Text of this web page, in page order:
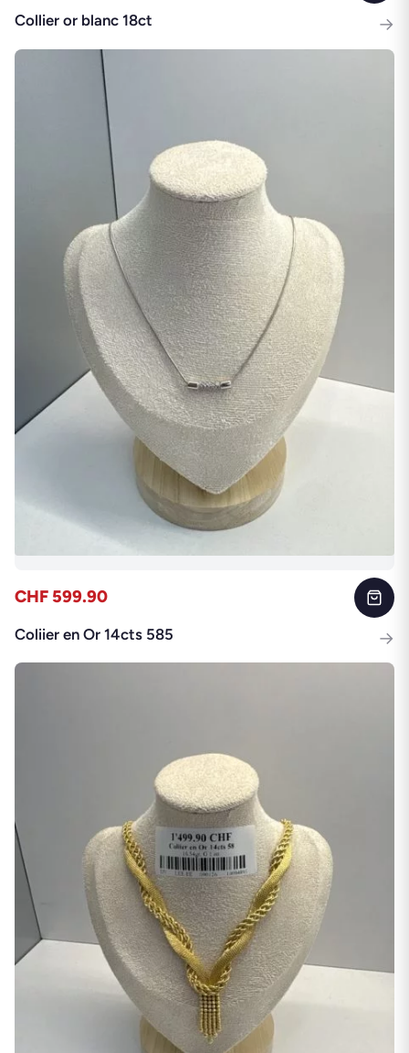
Collier or blanc 18ct →
CHF 599.90
Coliier en Or 14cts 585 →